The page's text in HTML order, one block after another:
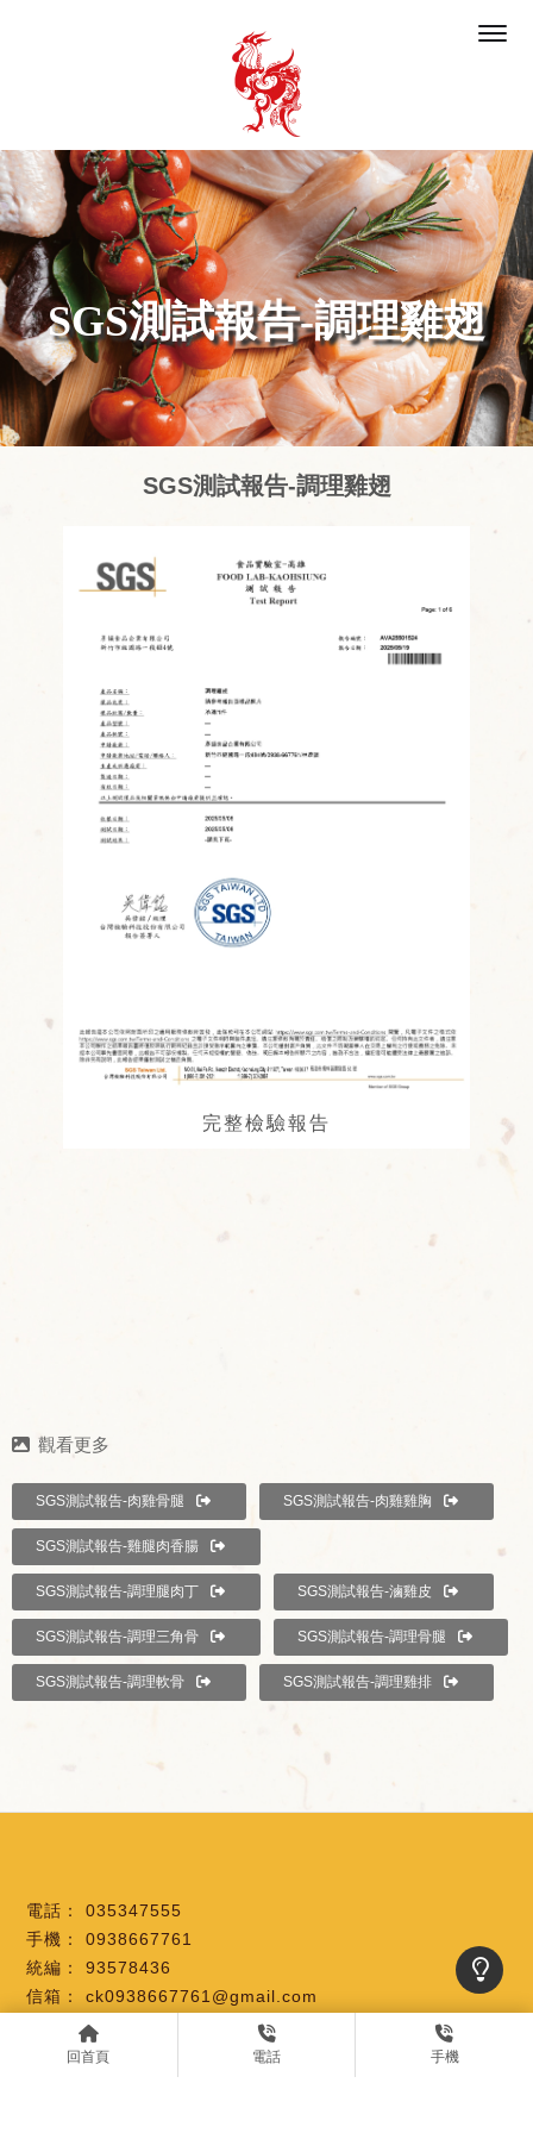
SGS測試報告-調理雞翅
SGS測試報告-調理雞翅
完整檢驗報告
SGS測試報告-肉雞骨腿 SGS測試報告-肉雞雞胸
SGS測試報告-雞腿肉香腸
SGS測試報告-調理腿肉丁 SGS測試報告-滷雞皮
SGS測試報告-調理三角骨 SGS測試報告-調理骨腿
SGS測試報告-調理軟骨 SGS測試報告-調理雞排
回首頁 電話 手機
035347555
0938667761
93578436
ck0938667761@gmail.com
新竹市北區經國路一段411號B1-005號